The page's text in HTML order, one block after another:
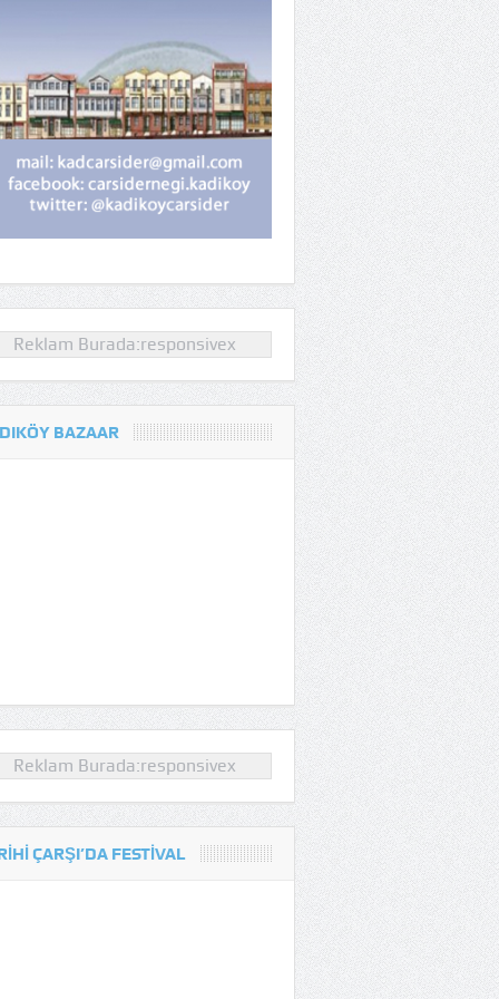
Reklam Burada:responsivex
BAZAAR
Reklam Burada:responsivex
ÇARŞI’DA FESTIVAL